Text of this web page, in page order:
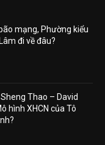
mạng, Phường kiểu
đi về đâu?
Thao – David
hình XHCN của Tô